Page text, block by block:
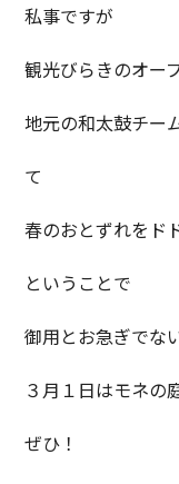
私事ですが
観光びらきのオー
地元の和太鼓チー
て
春のおとずれをド
ということで
御用とお急ぎでな
３月１日はモネの
ぜひ！